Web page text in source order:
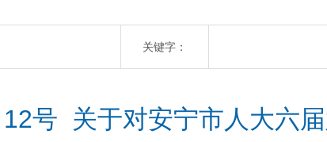
关键字：
号  关于对安宁市人大六